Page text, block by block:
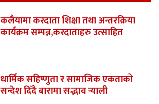
कलैयामा करदाता शिक्षा तथा अन्तरक्रिया
कार्यक्रम सम्पन्न,करदाताहरु उत्साहित
धार्मिक सहिष्णुता र सामाजिक एकताको
सन्देश दिँदै बारामा सद्भाव र्‍याली